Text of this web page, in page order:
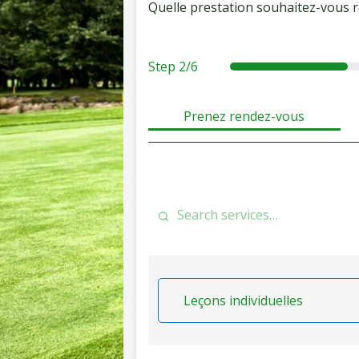
Quelle prestation souhaitez-vous
Step 2/6
d
e
s
r
v
f
r
e
s
Prenez rendez-vous
Leçons individuelles